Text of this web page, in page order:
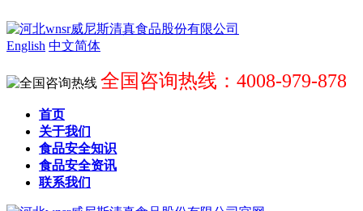
English 中文简体
全国咨询热线：4008-979-878
首页
关于我们
食品安全知识
食品安全资讯
联系我们